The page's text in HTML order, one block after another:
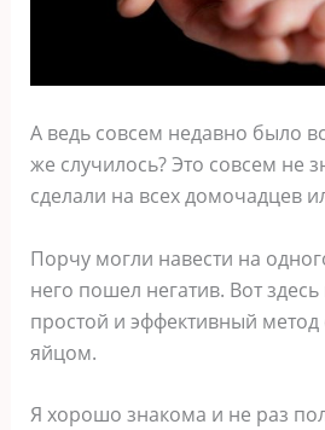
А ведь совсем недавно было
же случилось? Это совсем не
сделали на всех домочадцев
Порчу могли навести на
него пошел негатив. Вот
простой и эффективный метод
яйцом.
Я хорошо знакома и не раз